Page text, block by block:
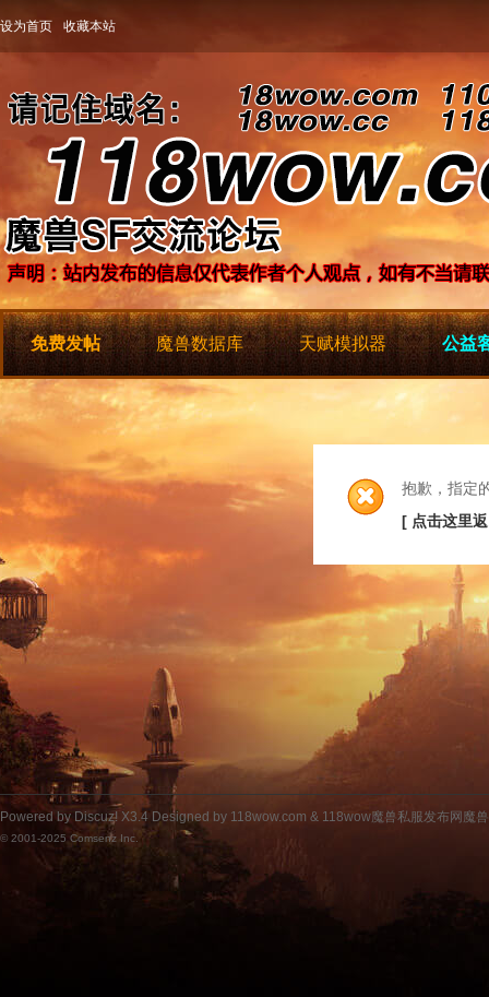
设为首页 收藏本站
免费发帖 魔兽数据库 天赋模拟器 公益
抱歉，指定
[ 点击这里
Powered by Discuz! X3.4 Designed by 118wow.com & 118wow魔兽私服发布网魔
© 2001-2025 Comsenz Inc.